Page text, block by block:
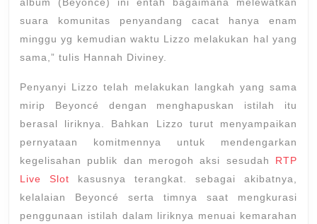
album (Beyoncé) ini entah bagaimana melewatkan
suara komunitas penyandang cacat hanya enam
minggu yg kemudian waktu Lizzo melakukan hal yang
sama,” tulis Hannah Diviney.
Penyanyi Lizzo telah melakukan langkah yang sama
mirip Beyoncé dengan menghapuskan istilah itu
berasal liriknya. Bahkan Lizzo turut menyampaikan
pernyataan komitmennya untuk mendengarkan
kegelisahan publik dan merogoh aksi sesudah RTP
Live Slot kasusnya terangkat. sebagai akibatnya,
kelalaian Beyoncé serta timnya saat mengkurasi
penggunaan istilah dalam liriknya menuai kemarahan